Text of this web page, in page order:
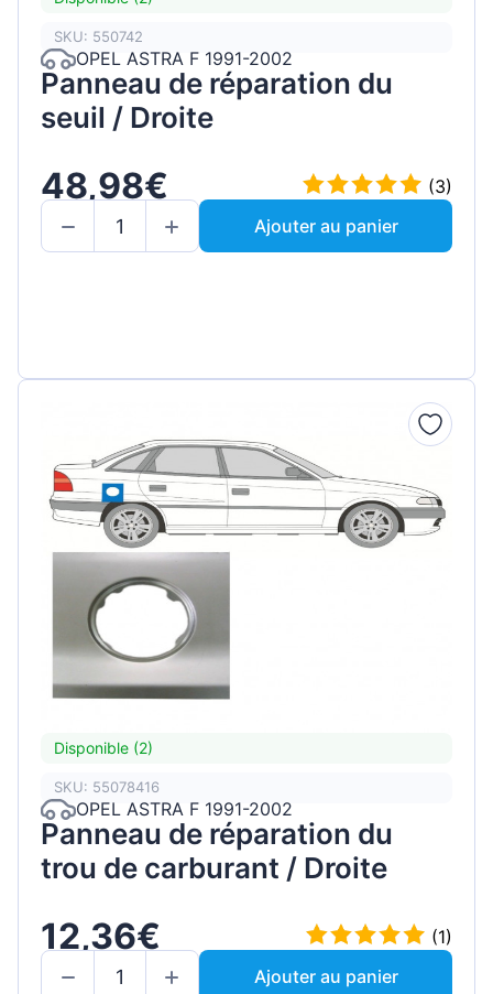
SKU: 550742
OPEL ASTRA F 1991-2002
Panneau de réparation du
seuil / Droite
48,98€
(3)
Ajouter au panier
Disponible (2)
SKU: 55078416
OPEL ASTRA F 1991-2002
Panneau de réparation du
trou de carburant / Droite
12,36€
(1)
Ajouter au panier